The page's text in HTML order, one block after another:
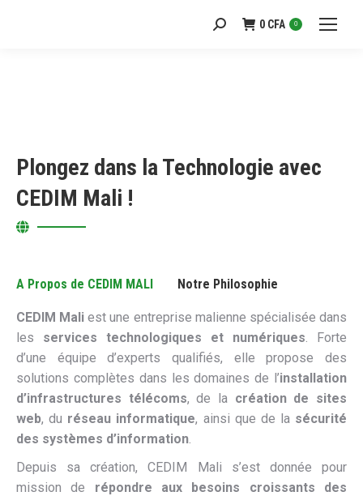
Recherche
0 CFA 0
Plongez dans la Technologie avec
CEDIM Mali !
A Propos de CEDIM MALI Notre Philosophie
CEDIM Mali est une entreprise malienne spécialisée dans
les services technologiques et numériques. Forte
d’une équipe d’experts qualifiés, elle propose des
solutions complètes dans les domaines de l’installation
d’infrastructures télécoms, de la création de sites
web, du réseau informatique, ainsi que de la sécurité
des systèmes d’information.
Depuis sa création, CEDIM Mali s’est donnée pour
mission de répondre aux besoins croissants des